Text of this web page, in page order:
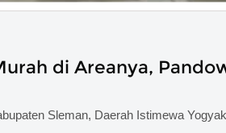
di Areanya,
Sleman, Daerah Istimewa